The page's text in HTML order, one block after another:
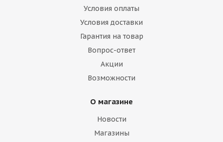
Условия оплаты
Условия доставки
Гарантия на товар
Вопрос-ответ
Акции
Возможности
О магазине
Новости
Магазины